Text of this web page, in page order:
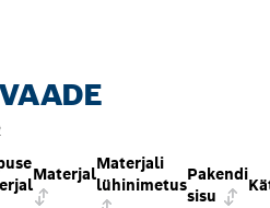
Materjal
Materjali
lühinimetus
Pakendi
sisu